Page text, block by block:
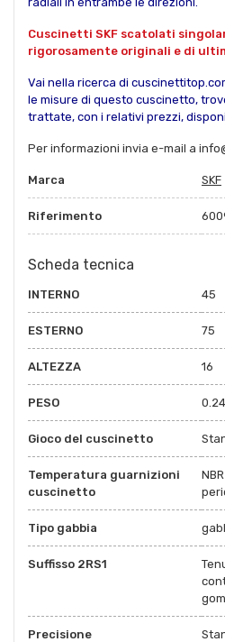
Cuscinetti SKF scatolati
rigorosamente originali e di
Vai nella ricerca di
le misure di questo cuscinetto,
trattate, con i relativi prezzi,
Per informazioni invia e-mail a
Marca SKF
Riferimento
Scheda tecnica
INTERNO 45
ESTERNO 75
ALTEZZA 16
PESO 0.24
Gioco del cuscinetto
Temperatura guarnizioni
cuscinetto
Tipo gabbia
Suffisso 2RS1
Precisione